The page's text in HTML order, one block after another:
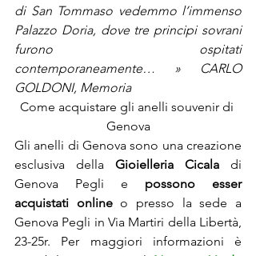
di San Tommaso vedemmo l’immenso
Palazzo Doria, dove tre principi sovrani
furono ospitati
contemporaneamente… » CARLO
GOLDONI, Memoria
Come acquistare gli anelli souvenir di
Genova
Gli anelli di Genova sono una creazione
esclusiva della Gioielleria Cicala di
Genova Pegli e possono esser
acquistati online o presso la sede a
Genova Pegli in Via Martiri della Libertà,
23-25r. Per maggiori informazioni è